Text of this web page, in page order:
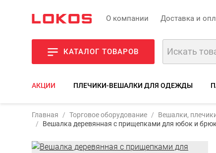
О компании Доставка и
КАТАЛОГ ТОВАРОВ
АКЦИИ ПЛЕЧИКИ-ВЕШАЛКИ ДЛЯ ОДЕЖДЫ
Главная Торговое оборудование Вешалки,
Вешалка деревянная с прищепками для юбок и